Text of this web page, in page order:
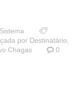
Sistema
por Destinatário,
Chagas
0